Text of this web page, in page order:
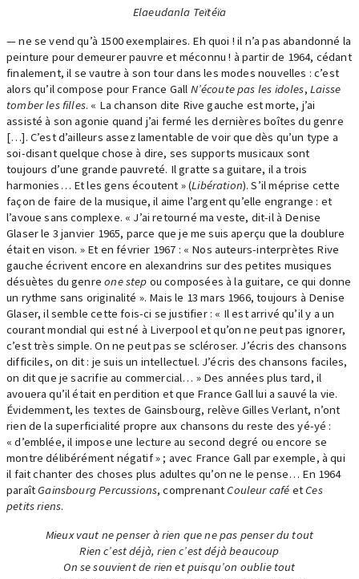
Elaeudanla Teïtéïa
— ne se vend qu’à 1500 exemplaires. Eh quoi ! il n’a pas abandonné la
peinture pour demeurer pauvre et méconnu ! à partir de 1964, cédant
finalement, il se vautre à son tour dans les modes nouvelles : c’est
alors qu’il compose pour France Gall N’écoute pas les idoles, Laisse
tomber les filles. « La chanson dite Rive gauche est morte, j’ai
assisté à son agonie quand j’ai fermé les dernières boîtes du genre
[…]. C’est d’ailleurs assez lamentable de voir que dès qu’un type a
soi-disant quelque chose à dire, ses supports musicaux sont
toujours d’une grande pauvreté. Il gratte sa guitare, il a trois
harmonies… Et les gens écoutent » (Libération). S’il méprise cette
façon de faire de la musique, il aime l’argent qu’elle engrange : et
l’avoue sans complexe. « J’ai retourné ma veste, dit-il à Denise
Glaser le 3 janvier 1965, parce que je me suis aperçu que la doublure
était en vison. » Et en février 1967 : « Nos auteurs-interprètes Rive
gauche écrivent encore en alexandrins sur des petites musiques
désuètes du genreone step ou composées à la guitare, ce qui donne
un rythme sans originalité ». Mais le 13 mars 1966, toujours à Denise
Glaser, il semble cette fois-ci se justifier : « Il est arrivé qu’il y a un
courant mondial qui est né à Liverpool et qu’on ne peut pas ignorer,
c’est très simple. On ne peut pas se scléroser. J’écris des chansons
difficiles, on dit : je suis un intellectuel. J’écris des chansons faciles,
on dit que je sacrifie au commercial… » Des années plus tard, il
avouera qu’il était en perdition et que France Gall lui a sauvé la vie.
Évidemment, les textes de Gainsbourg, relève Gilles Verlant, n’ont
rien de la superficialité propre aux chansons du reste des yé-yé :
« d’emblée, il impose une lecture au second degré ou encore se
montre délibérément négatif » ; avec France Gall par exemple, à qui
il fait chanter des choses plus adultes qu’on ne le pense… En 1964
paraîtGainsbourg Percussions, comprenantCouleur café etCes
petits riens.
Mieux vaut ne penser à rien que ne pas penser du tout
Rien c’est déjà, rien c’est déjà beaucoup
On se souvient de rien et puisqu’on oublie tout